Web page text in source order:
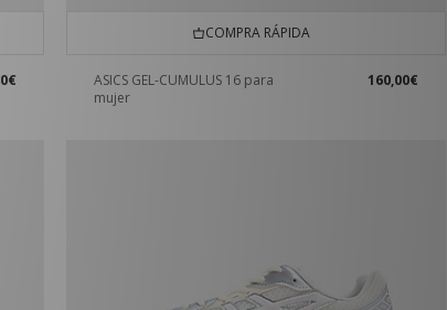
COMPRA RÁPIDA
ASICS GEL-CUMULUS 16 para
mujer
160,00€